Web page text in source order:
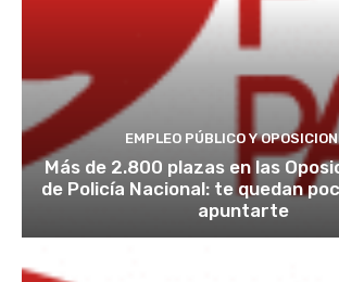
EMPLEO PÚBLICO Y
Más de 2.800 plazas en las
de Policía Nacional: te quedan
apuntarte